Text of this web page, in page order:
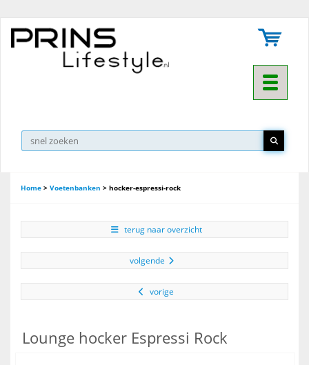
Toggle
▼
Home > Voetenbanken > hocker-espressi-rock
terug naar overzicht
volgende
vorige
Lounge hocker Espressi Rock